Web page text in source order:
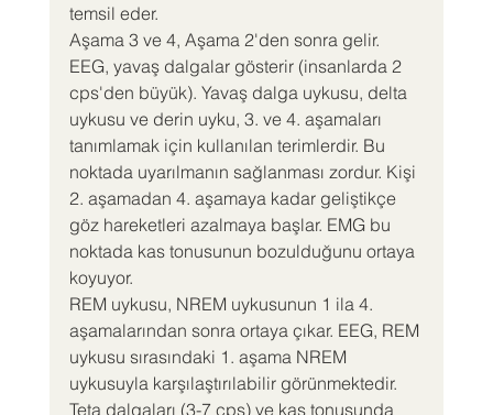
temsil eder.
Aşama 3 ve 4, Aşama 2'den sonra gelir.
EEG, yavaş dalgalar gösterir (insanlarda 2
cps'den büyük). Yavaş dalga uykusu, delta
uykusu ve derin uyku, 3. ve 4. aşamaları
tanımlamak için kullanılan terimlerdir. Bu
noktada uyarılmanın sağlanması zordur. Kişi
2. aşamadan 4. aşamaya kadar geliştikçe
göz hareketleri azalmaya başlar. EMG bu
noktada kas tonusunun bozulduğunu ortaya
koyuyor.
REM uykusu, NREM uykusunun 1 ila 4.
aşamalarından sonra ortaya çıkar. EEG, REM
uykusu sırasındaki 1. aşama NREM
uykusuyla karşılaştırılabilir görünmektedir.
Teta dalgaları (3-7 cps) ve kas tonusunda